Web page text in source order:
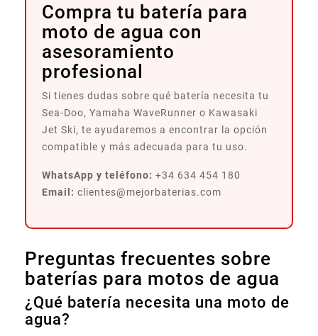
Compra tu batería para
moto de agua con
asesoramiento
profesional
Si tienes dudas sobre qué batería necesita tu
Sea-Doo, Yamaha WaveRunner o Kawasaki
Jet Ski, te ayudaremos a encontrar la opción
compatible y más adecuada para tu uso.
WhatsApp y teléfono: +34 634 454 180
Email: clientes@mejorbaterias.com
Preguntas frecuentes sobre
baterías para motos de agua
¿Qué batería necesita una moto de
agua?